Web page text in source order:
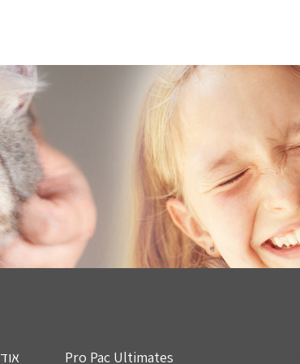
Pro Pac Ultimates